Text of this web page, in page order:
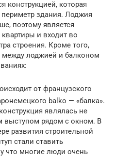
конструкцией, которая
периметр здания. Лоджия
поэтому является
и входит во
строения. Кроме того,
между лоджией и балконом
от французского
balko — «балка».
являлась не
выступом рядом с окном. В
развития строительной
стали ставить
что многие люди очень